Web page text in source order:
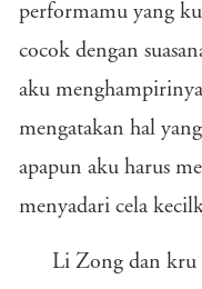
performamu yang
cocok dengan
aku
mengatakan hal
apapun aku harus
menyadari cela
Li Zong dan kru